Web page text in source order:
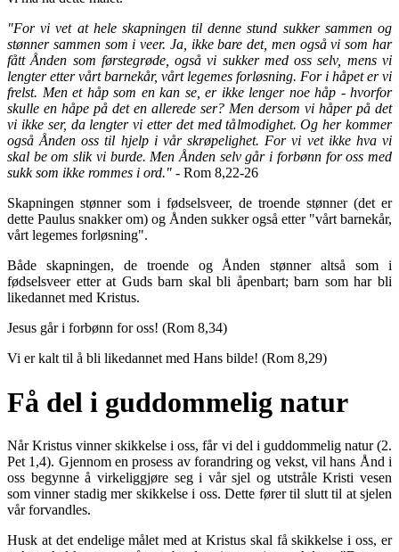
"For vi vet at hele skapningen til denne stund sukker sammen og
stønner sammen som i veer. Ja, ikke bare det, men også vi som har
fått Ånden som førstegrøde, også vi sukker med oss selv, mens vi
lengter etter vårt barnekår, vårt legemes forløsning. For i håpet er vi
frelst. Men et håp som en kan se, er ikke lenger noe håp - hvorfor
skulle en håpe på det en allerede ser? Men dersom vi håper på det
vi ikke ser, da lengter vi etter det med tålmodighet. Og her kommer
også Ånden oss til hjelp i vår skrøpelighet. For vi vet ikke hva vi
skal be om slik vi burde. Men Ånden selv går i forbønn for oss med
sukk som ikke rommes i ord." - Rom 8,22-26
Skapningen stønner som i fødselsveer, de troende stønner (det er
dette Paulus snakker om) og Ånden sukker også etter "vårt barnekår,
vårt legemes forløsning".
Både skapningen, de troende og Ånden stønner altså som i
fødselsveer etter at Guds barn skal bli åpenbart; barn som har bli
likedannet med Kristus.
Jesus går i forbønn for oss! (Rom 8,34)
Vi er kalt til å bli likedannet med Hans bilde! (Rom 8,29)
Få del i guddommelig natur
Når Kristus vinner skikkelse i oss, får vi del i guddommelig natur (2.
Pet 1,4). Gjennom en prosess av forandring og vekst, vil hans Ånd i
oss begynne å virkeliggjøre seg i vår sjel og utstråle Kristi vesen
som vinner stadig mer skikkelse i oss. Dette fører til slutt til at sjelen
vår forvandles.
Husk at det endelige målet med at Kristus skal få skikkelse i oss, er